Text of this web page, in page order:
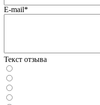
E-mail*
Текст отзыва